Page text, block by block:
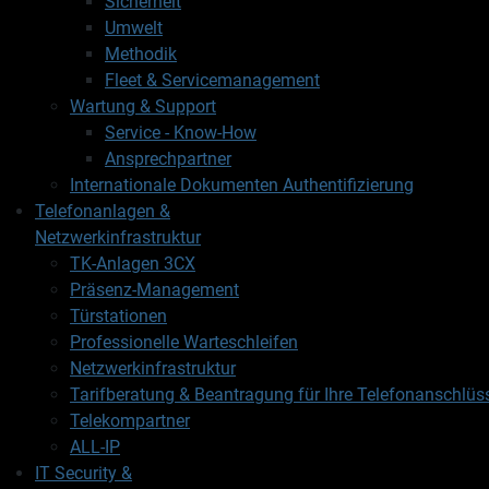
Umwelt
Methodik
Fleet & Servicemanagement
Wartung & Support
Service - Know-How
Ansprechpartner
Internationale Dokumenten Authentifizierung
Telefonanlagen &
Netzwerkinfrastruktur
TK-Anlagen 3CX
Präsenz-Management
Türstationen
Professionelle Warteschleifen
Netzwerkinfrastruktur
Tarifberatung & Beantragung für Ihre
Telekompartner
ALL-IP
IT Security &